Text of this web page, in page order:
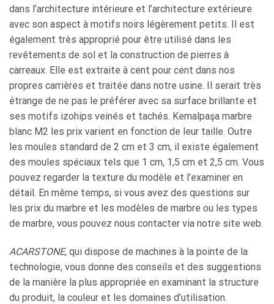
dans l’architecture intérieure et l’architecture extérieure
avec son aspect à motifs noirs légèrement petits. Il est
également très approprié pour être utilisé dans les
revêtements de sol et la construction de pierres à
carreaux. Elle est extraite à cent pour cent dans nos
propres carrières et traitée dans notre usine. Il serait très
étrange de ne pas le préférer avec sa surface brillante et
ses motifs izohips veinés et tachés. Kemalpaşa marbre
blanc M2 les prix varient en fonction de leur taille. Outre
les moules standard de 2 cm et 3 cm, il existe également
des moules spéciaux tels que 1 cm, 1,5 cm et 2,5 cm. Vous
pouvez regarder la texture du modèle et l’examiner en
détail. En même temps, si vous avez des questions sur
les prix du marbre et les modèles de marbre ou les types
de marbre, vous pouvez nous contacter via notre site web.
ACARSTONE, qui dispose de machines à la pointe de la
technologie, vous donne des conseils et des suggestions
de la manière la plus appropriée en examinant la structure
du produit, la couleur et les domaines d’utilisation.